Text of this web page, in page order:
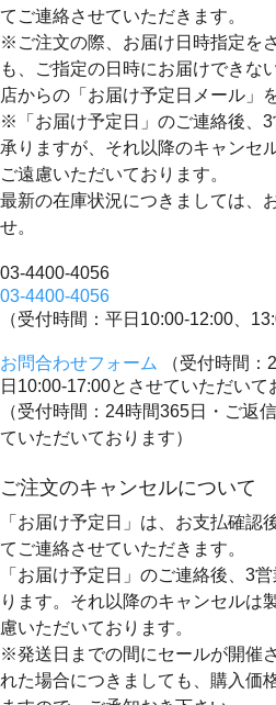
てご連絡させていただきます。
※ご注文の際、お届け日時指定を
も、ご指定の日時にお届けできな
店からの「お届け予定日メール」
※「お届け予定日」のご連絡後、
承りますが、それ以降のキャンセ
ご遠慮いただいております。
最新の在庫状況につきましては、
せ。
03-4400-4056
03-4400-4056
（受付時間：平日10:00-12:00、
お問合わせフォーム
（受付時間
日10:00-17:00とさせていただいて
（受付時間：24時間365日・ご返
ていただいております）
ご注文のキャンセルについて
「お届け予定日」は、お支払確認後
てご連絡させていただきます。
「お届け予定日」のご連絡後、 3営
ります。 それ以降のキャンセルは
慮いただいております。
※発送日までの間にセールが開催
れた場合につきましても、購入価